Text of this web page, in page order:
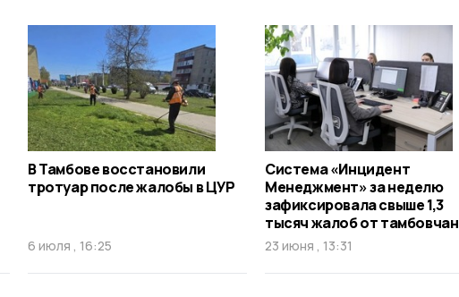
В Тамбове восстановили
тротуар после жалобы в ЦУР
6 июля , 16:25
Система «Инцидент
Менеджмент» за неделю
зафиксировала свыше 1,3
тысяч жалоб от тамбовчан
23 июня , 13:31